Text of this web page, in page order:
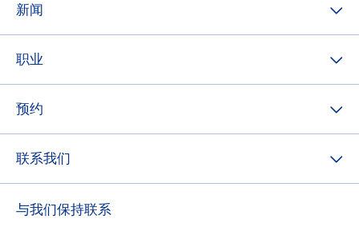
新闻
职业
预约
联系我们
与我们保持联系